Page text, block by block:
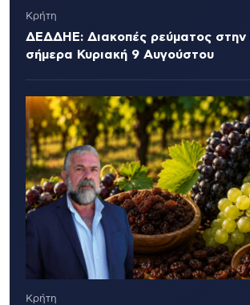
Κρήτη
ΔΕΔΔΗΕ: Διακοπές ρεύματος στην
σήμερα Κυριακή 9 Αυγούστου
Κρήτη